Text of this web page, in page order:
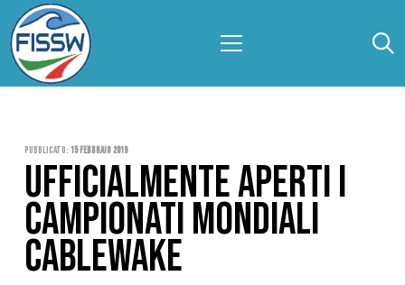
Pubblicato: 15 Febbraio 2019
UFFICIALMENTE APERTI I
CAMPIONATI MONDIALI
CABLEWAKE